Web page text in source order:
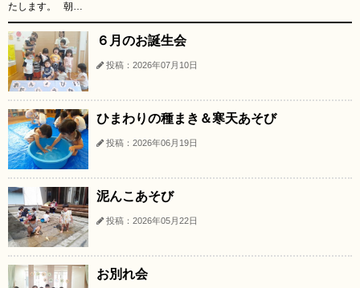
たします。 朝…
６月のお誕生会
投稿：2026年07月10日
ひまわりの種まき＆寒天あそび
投稿：2026年06月19日
泥んこあそび
投稿：2026年05月22日
お別れ会